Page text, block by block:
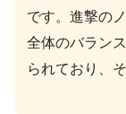
です。進撃の
全体のバラン
られており、